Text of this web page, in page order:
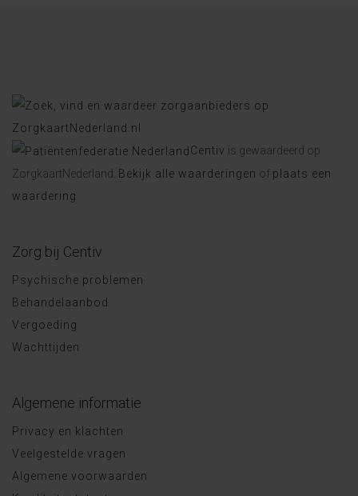
Centiv is gewaardeerd op
ZorgkaartNederland.
Bekijk alle waarderingen of plaats een
waardering
Zorg bij Centiv
Psychische problemen
Behandelaanbod
Vergoeding
Wachttijden
Algemene informatie
Privacy en klachten
Veelgestelde vragen
Algemene voorwaarden